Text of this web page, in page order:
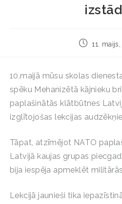
11.
10.maijā mūsu skolas
spēku Mehanizētā kājnieku
paplašinātās klātbūtnes
izglītojošas lekcijas
Tāpat, atzīmējot NATO
Latvijā kaujas grupas
bija iespēja apmeklēt
Lekcijā jaunieši tika